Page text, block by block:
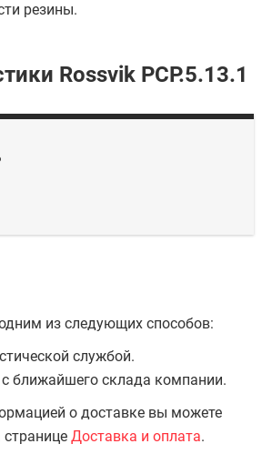
резины.
Rossvik PCP.5.13.1
из следующих способов:
службой.
ближайшего склада компании.
о доставке вы можете
Доставка и оплата.